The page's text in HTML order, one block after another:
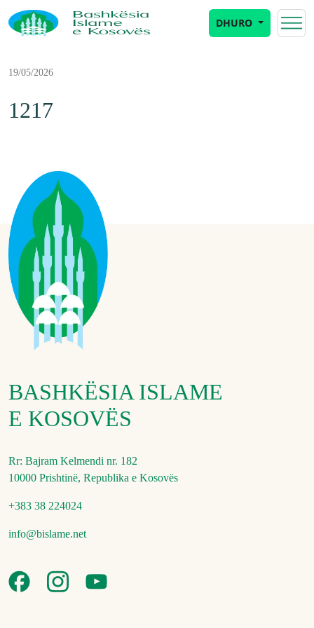
DHURO
19/05/2026
1217
BASHKËSIA ISLAME
E KOSOVËS
Rr: Bajram Kelmendi nr. 182
10000 Prishtinë, Republika e Kosovës
+383 38 224024
info@bislame.net